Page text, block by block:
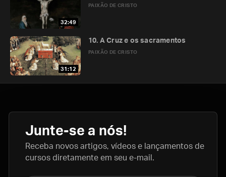
32:49
PAIXÃO DE CRISTO
31:12
PAIXÃO DE CRISTO
10. A Cruz e os sacramentos
Junte-se a nós!
Receba novos artigos, vídeos e lançamentos de
cursos diretamente em seu e-mail.